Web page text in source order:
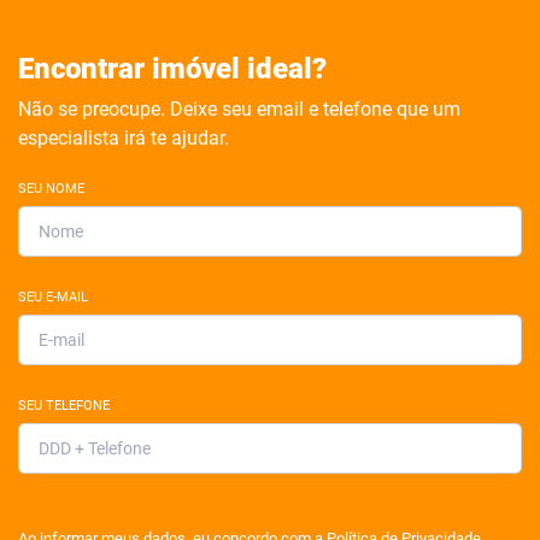
Encontrar imóvel ideal?
Não se preocupe. Deixe seu email e telefone que um
especialista irá te ajudar.
SEU NOME
SEU E-MAIL
SEU TELEFONE